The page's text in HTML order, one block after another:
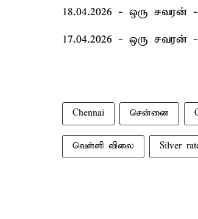
18.04.2026 - ஒரு சவரன் -
17.04.2026 - ஒரு சவரன் -
Chennai சென்னை
வெள்ளி விலை Silver